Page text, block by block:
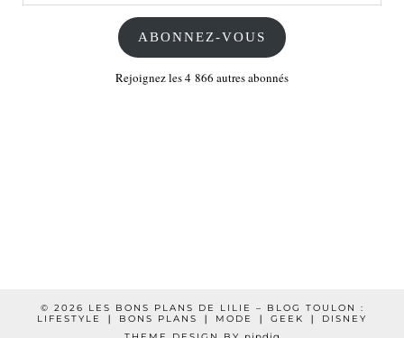
ABONNEZ-VOUS
Rejoignez les 4 866 autres abonnés
© 2026
LES BONS PLANS DE LILIE – BLOG TOULON :
LIFESTYLE ❘ BONS PLANS ❘ MODE ❘ GEEK ❘ DISNEY